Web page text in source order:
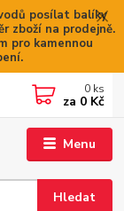
posílat balíky
zboží na prodejně.
pro kamennou
Menu
Hledat
0 ks
za 0 Kč